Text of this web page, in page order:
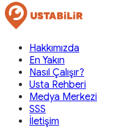
Hakkımızda
En Yakın
Nasıl Çalışır?
Usta Rehberi
Medya Merkezi
SSS
İletişim